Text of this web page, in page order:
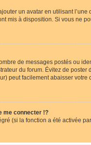
un avatar en utilisant
mis à disposition. Si vous ne
de messages postés ou
du forum. Évitez de
peut facilement abaisser votre
me connecter !?
(si la fonction a été activée